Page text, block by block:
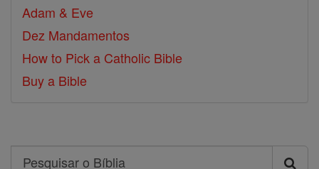
Adam & Eve
Dez Mandamentos
How to Pick a Catholic Bible
Buy a Bible
Search